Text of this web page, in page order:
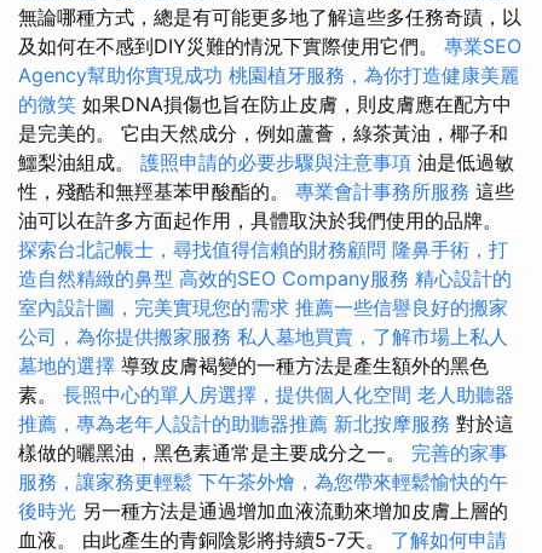
無論哪種方式，總是有可能更多地了解這些多任務奇蹟，以
及如何在不感到DIY災難的情況下實際使用它們。 專業SEO
Agency幫助你實現成功 桃園植牙服務，為你打造健康美麗
的微笑 如果DNA損傷也旨在防止皮膚，則皮膚應在配方中
是完美的。 它由天然成分，例如蘆薈，綠茶黃油，椰子和
鱷梨油組成。 護照申請的必要步驟與注意事項 油是低過敏
性，殘酷和無羥基苯甲酸酯的。 專業會計事務所服務 這些
油可以在許多方面起作用，具體取決於我們使用的品牌。
探索台北記帳士，尋找值得信賴的財務顧問 隆鼻手術，打
造自然精緻的鼻型 高效的SEO Company服務 精心設計的
室內設計圖，完美實現您的需求 推薦一些信譽良好的搬家
公司，為你提供搬家服務 私人墓地買賣，了解市場上私人
墓地的選擇 導致皮膚褐變的一種方法是產生額外的黑色
素。 長照中心的單人房選擇，提供個人化空間 老人助聽器
推薦，專為老年人設計的助聽器推薦 新北按摩服務 對於這
樣做的曬黑油，黑色素通常是主要成分之一。 完善的家事
服務，讓家務更輕鬆 下午茶外燴，為您帶來輕鬆愉快的午
後時光 另一種方法是通過增加血液流動來增加皮膚上層的
血液。 由此產生的青銅陰影將持續5-7天。 了解如何申請